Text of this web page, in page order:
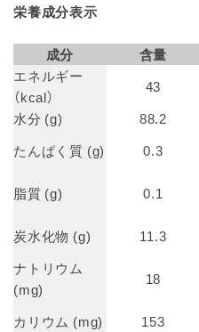
栄養成分表示
成分
含量
エネルギー
（kcal）
43
水分 (g)
88.2
たんぱく質 (g)
0.3
脂質 (g) 0.1
炭水化物 (g) 11.3
ナトリウム
(mg)
18
カリウム (mg) 153